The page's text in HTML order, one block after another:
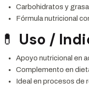
Carbohidratos y
Fórmula nutricional
💊 Uso /
Apoyo nutricional en
Complemento en
Ideal en procesos de